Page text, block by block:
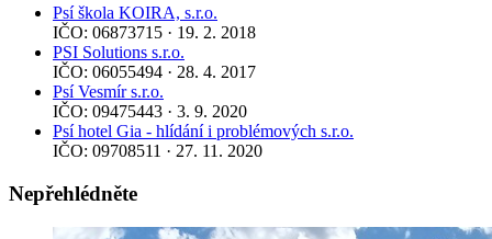
Psí škola KOIRA, s.r.o.
IČO: 06873715 · 19. 2. 2018
PSI Solutions s.r.o.
IČO: 06055494 · 28. 4. 2017
Psí Vesmír s.r.o.
IČO: 09475443 · 3. 9. 2020
Psí hotel Gia - hlídání i problémových s.r.o.
IČO: 09708511 · 27. 11. 2020
Nepřehlédněte